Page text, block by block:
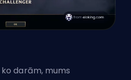
darām, mums